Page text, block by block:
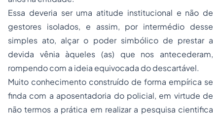
Essa deveria ser uma atitude institucional e não de
gestores isolados, e assim, por intermédio desse
simples ato, alçar o poder simbólico de prestar a
devida vênia àqueles (as) que nos antecederam,
rompendo com a ideia equivocada do descartável.
Muito conhecimento construído de forma empírica se
finda com a aposentadoria do policial, em virtude de
não termos a prática em realizar a pesquisa cientifica